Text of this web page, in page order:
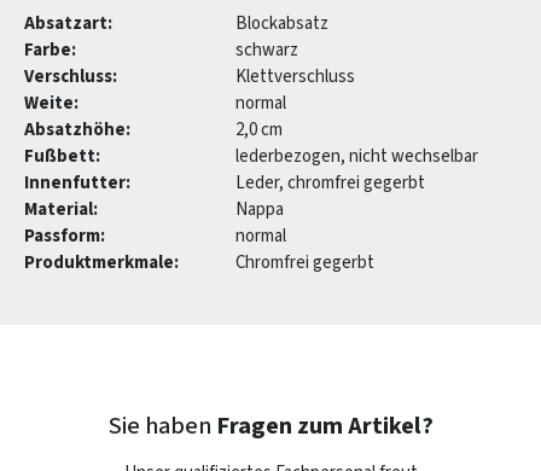
Absatzart:
Blockabsatz
Farbe:
schwarz
Verschluss:
Klettverschluss
Weite:
normal
Absatzhöhe:
2,0 cm
Fußbett:
lederbezogen, nicht wechselbar
Innenfutter:
Leder, chromfrei gegerbt
Material:
Nappa
Passform:
normal
Produktmerkmale:
Chromfrei gegerbt
Sie haben Fragen zum Artikel?